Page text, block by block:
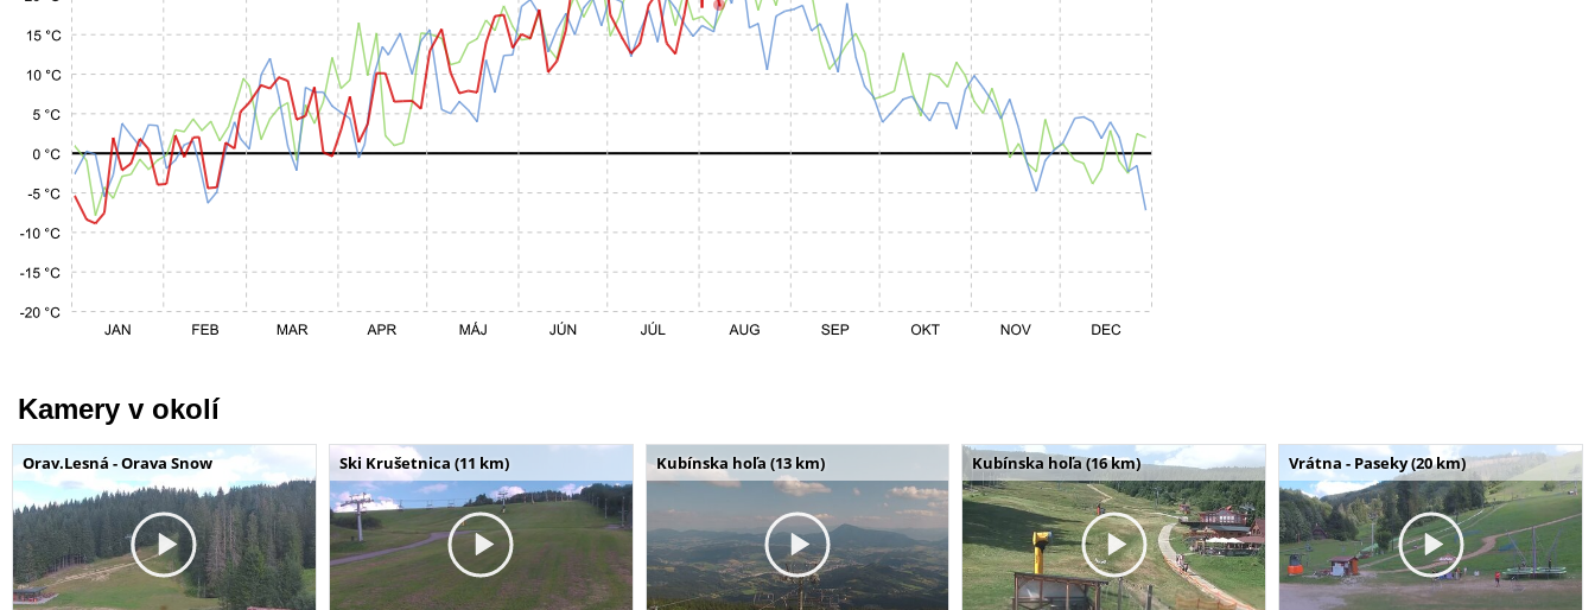
Kamery v okolí
Orav.Lesná - Orava Snow Ski Krušetnica (11 km) Kubínska hoľa (13 km) Kubínska hoľa (16 km) Vrátna - Paseky (20 km)